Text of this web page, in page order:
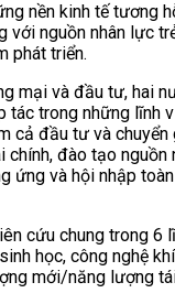
nền kinh tế tương
với nguồn nhân lực
phát triển.
mại và đầu tư, hai
tác trong những lĩnh
cả đầu tư và chuyển
chính, đào tạo nguồn
ứng và hội nhập
cứu chung trong 6
học, công nghệ
mới/năng lượng